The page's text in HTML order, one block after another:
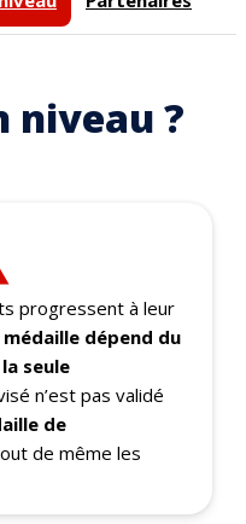
niveau ?
progressent à leur
médaille dépend du
seule
n’est pas validé
de
de même les